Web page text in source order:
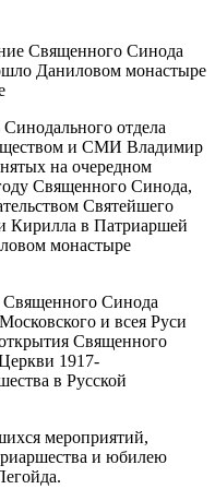
Синодального отдела
и СМИ Владимир
на очередном
Священного Синода,
Святейшего
Кирилла в Патриаршей
монастыре
Священного Синода
и всея Руси
Священного
1917-
в Русской
мероприятий,
и юбилею